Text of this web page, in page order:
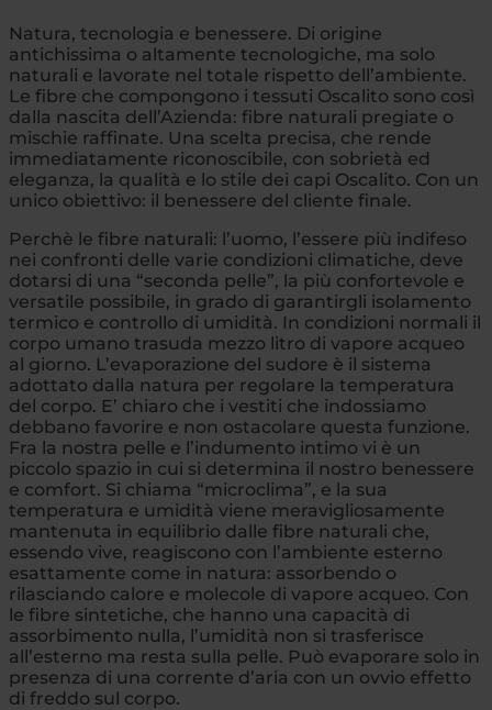
Natura, tecnologia e benessere. Di origine
antichissima o altamente tecnologiche, ma solo
naturali e lavorate nel totale rispetto dell’ambiente.
Le fibre che compongono i tessuti Oscalito sono così
dalla nascita dell’Azienda: fibre naturali pregiate o
mischie raffinate. Una scelta precisa, che rende
immediatamente riconoscibile, con sobrietà ed
eleganza, la qualità e lo stile dei capi Oscalito. Con un
unico obiettivo: il benessere del cliente finale.
Perchè le fibre naturali: l’uomo, l’essere più indifeso
nei confronti delle varie condizioni climatiche, deve
dotarsi di una “seconda pelle”, la più confortevole e
versatile possibile, in grado di garantirgli isolamento
termico e controllo di umidità. In condizioni normali il
corpo umano trasuda mezzo litro di vapore acqueo
al giorno. L’evaporazione del sudore è il sistema
adottato dalla natura per regolare la temperatura
del corpo. E’ chiaro che i vestiti che indossiamo
debbano favorire e non ostacolare questa funzione.
Fra la nostra pelle e l’indumento intimo vi è un
piccolo spazio in cui si determina il nostro benessere
e comfort. Si chiama “microclima”, e la sua
temperatura e umidità viene meravigliosamente
mantenuta in equilibrio dalle fibre naturali che,
essendo vive, reagiscono con l’ambiente esterno
esattamente come in natura: assorbendo o
rilasciando calore e molecole di vapore acqueo. Con
le fibre sintetiche, che hanno una capacità di
assorbimento nulla, l’umidità non si trasferisce
all’esterno ma resta sulla pelle. Può evaporare solo in
presenza di una corrente d’aria con un ovvio effetto
di freddo sul corpo.